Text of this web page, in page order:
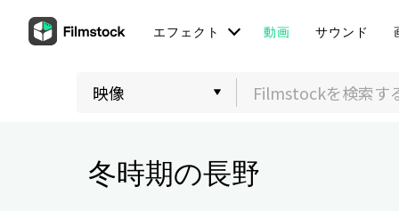
エフェクト 動画 サウンド
冬時期の長野